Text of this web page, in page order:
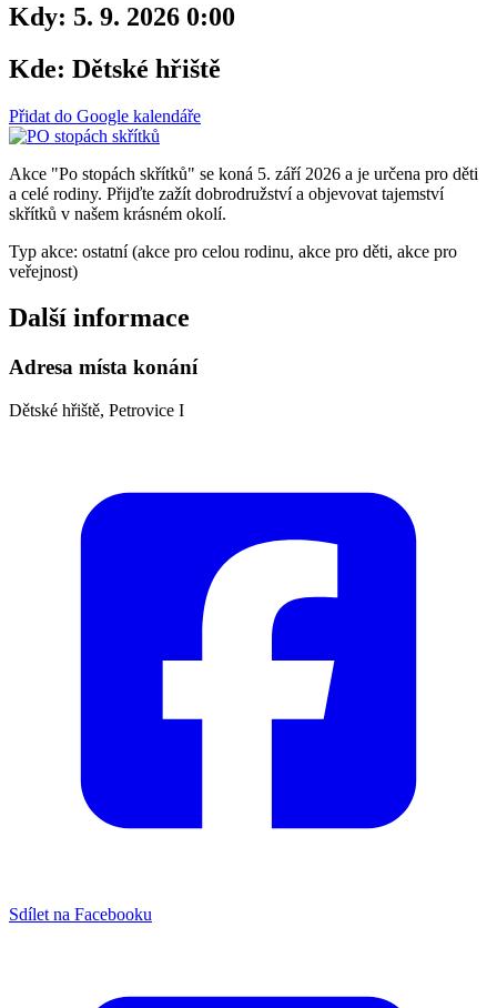
Kdy: 5. 9. 2026 0:00
Kde: Dětské hřiště
Přidat do Google kalendáře
Akce "Po stopách skřítků" se koná 5. září 2026 a je určena pro děti
a celé rodiny. Přijďte zažít dobrodružství a objevovat tajemství
skřítků v našem krásném okolí.
Typ akce: ostatní (akce pro celou rodinu, akce pro děti, akce pro
veřejnost)
Další informace
Adresa místa konání
Dětské hřiště, Petrovice I
Sdílet na Facebooku